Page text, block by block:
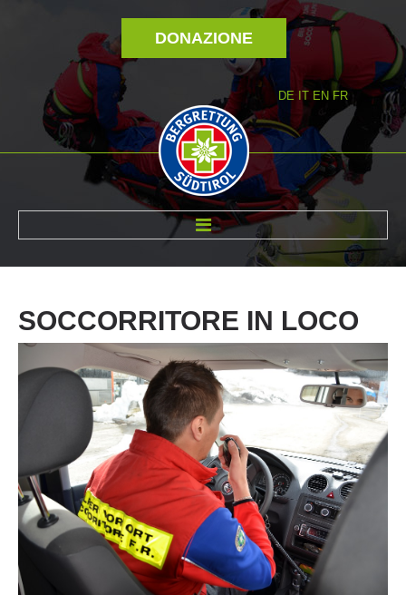
DONAZIONE
DE IT EN FR
SOCCORRITORE IN LOCO